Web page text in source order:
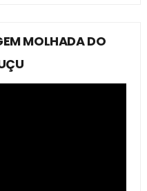
MOLHADA DO